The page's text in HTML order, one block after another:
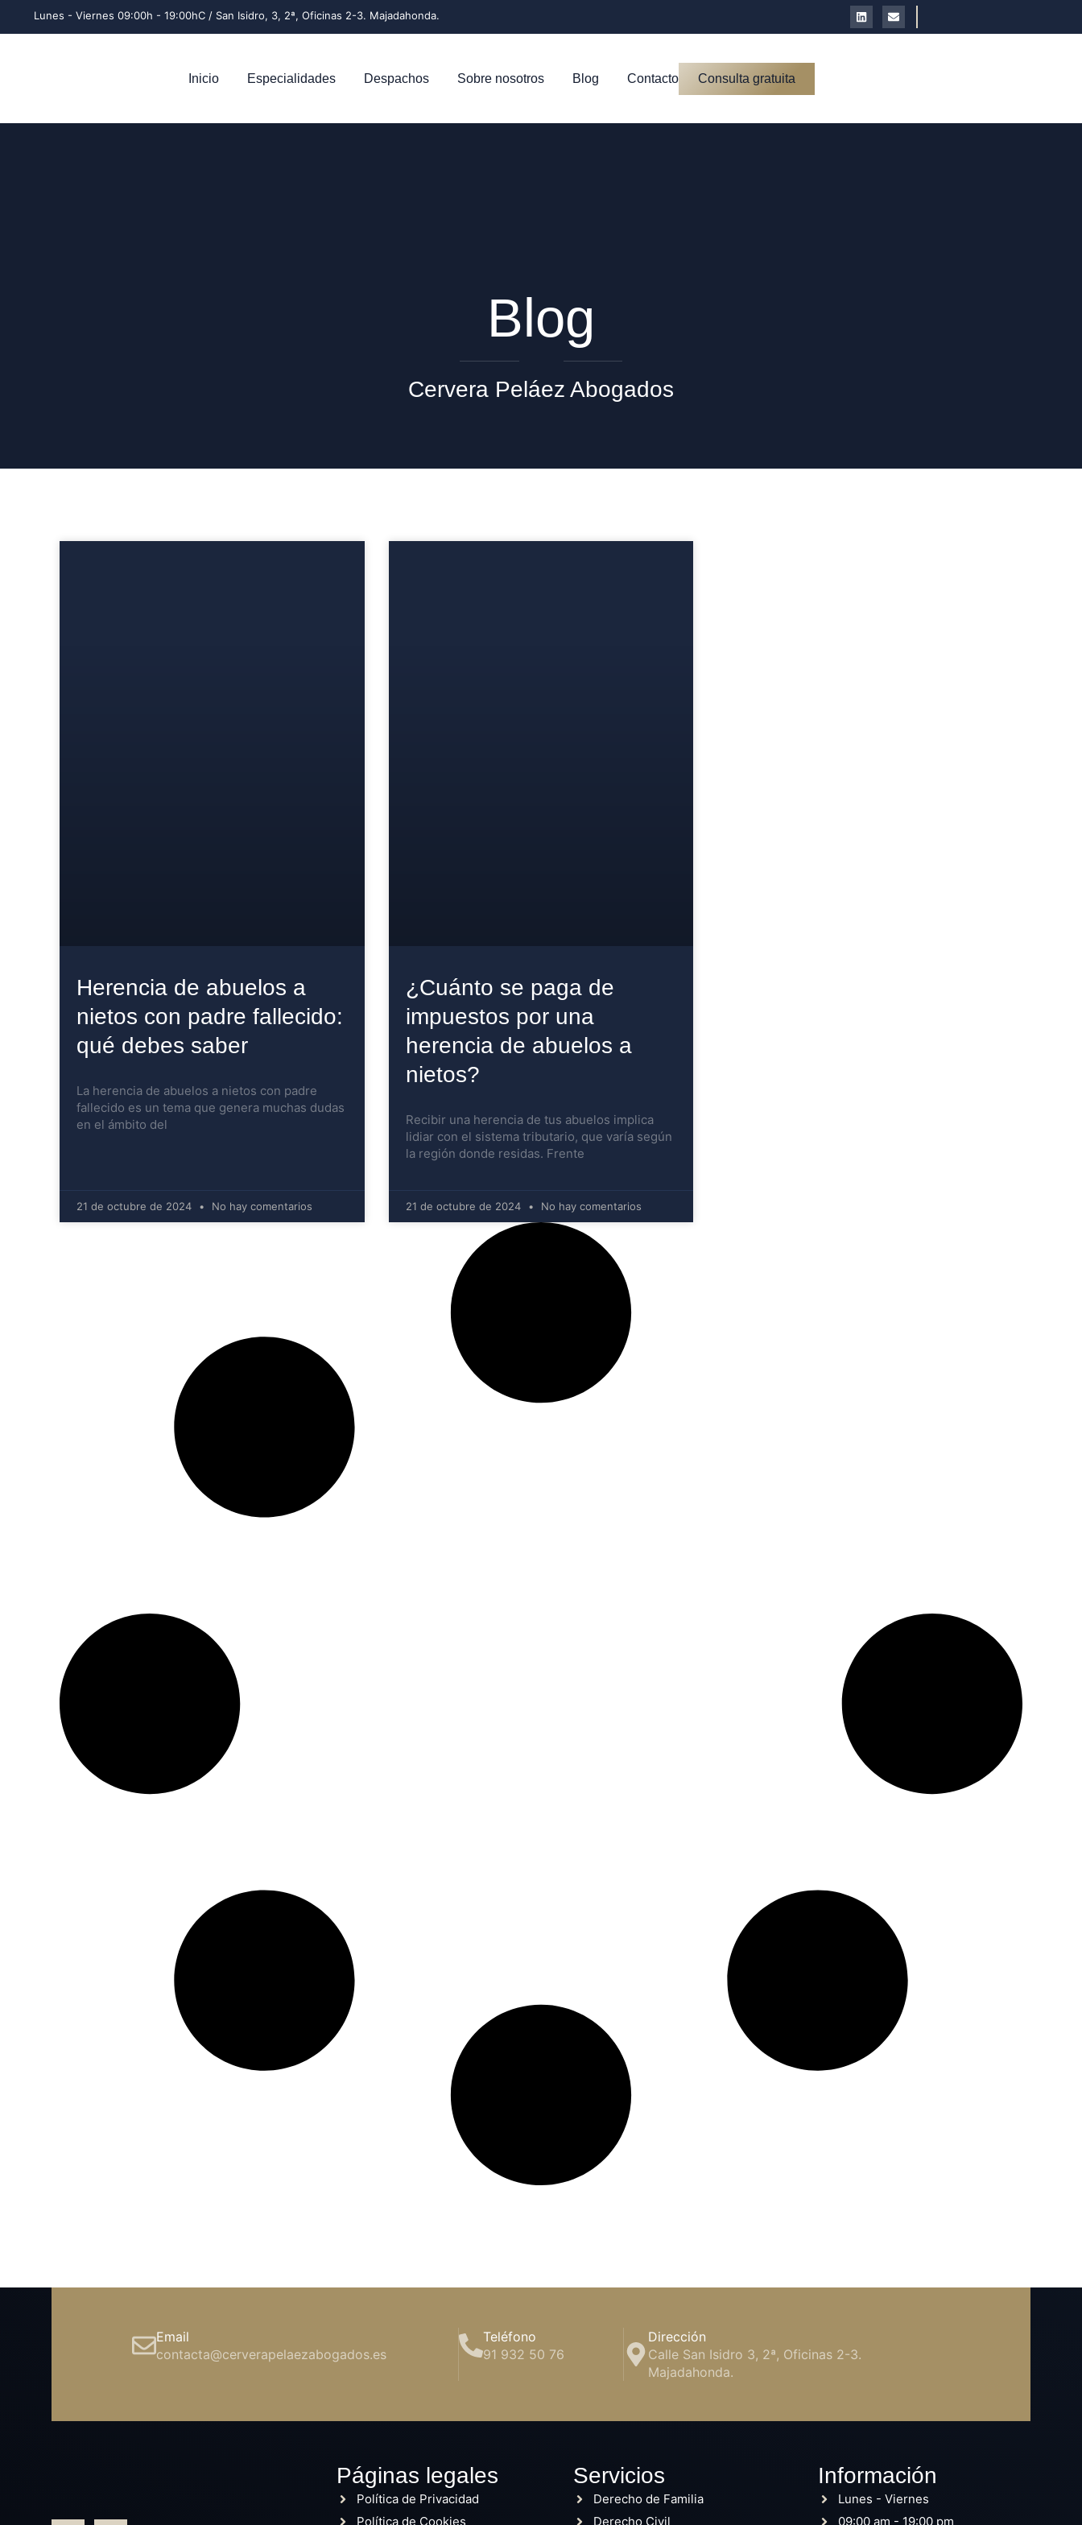
Lunes - Viernes 09:00h - 19:00hC / San Isidro, 3, 2ª, Oficinas 2-3. Majadahonda.
Inicio Especialidades Despachos Sobre nosotros Blog Contacto Consulta gratuita
Blog
Cervera Peláez Abogados
Herencia de abuelos a
nietos con padre fallecido:
qué debes saber
La herencia de abuelos a nietos con padre
fallecido es un tema que genera muchas dudas
en el ámbito del
21 de octubre de 2024 No hay comentarios
¿Cuánto se paga de
impuestos por una
herencia de abuelos a
nietos?
Recibir una herencia de tus abuelos implica
lidiar con el sistema tributario, que varía según
la región donde residas. Frente
21 de octubre de 2024 No hay comentarios
Email
contacta@cerverapelaezabogados.es
Teléfono
91 932 50 76
Dirección
Calle San Isidro 3, 2ª, Oficinas 2-3.
Majadahonda.
Páginas legales
Política de Privacidad
Política de Cookies
Servicios
Derecho de Familia
Derecho Civil
Información
Lunes - Viernes
09:00 am - 19:00 pm